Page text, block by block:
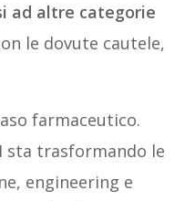
ad altre categorie
le dovute cautele,
farmaceutico.
sta trasformando le
engineering e